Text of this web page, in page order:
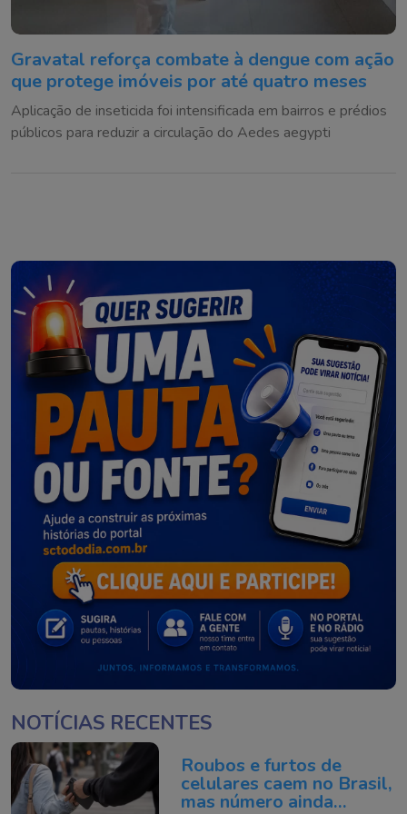
Gravatal reforça combate à dengue com ação
que protege imóveis por até quatro meses
Aplicação de inseticida foi intensificada em bairros e prédios
públicos para reduzir a circulação do Aedes aegypti
NOTÍCIAS RECENTES
Roubos e furtos de
celulares caem no Brasil,
mas número ainda